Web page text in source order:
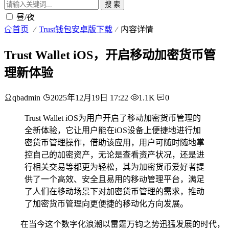
搜 索
昼/夜
首页 Trust钱包安卓版下载 内容详情
Trust Wallet iOS，开启移动加密货币管
理新体验
qbadmin 2025年12月19日 17:22 1.1K 0
Trust Wallet iOS为用户开启了移动加密货币管理的
全新体验，它让用户能在iOS设备上便捷地进行加
密货币管理操作，借助该应用，用户可随时随地掌
控自己的加密资产，无论是查看资产状况，还是进
行相关交易等都更为轻松，其为加密货币爱好者提
供了一个高效、安全且易用的移动管理平台，满足
了人们在移动场景下对加密货币管理的需求，推动
了加密货币管理向更便捷的移动化方向发展。
在当今这个数字化浪潮以雷霆万钧之势迅猛发展的时代，